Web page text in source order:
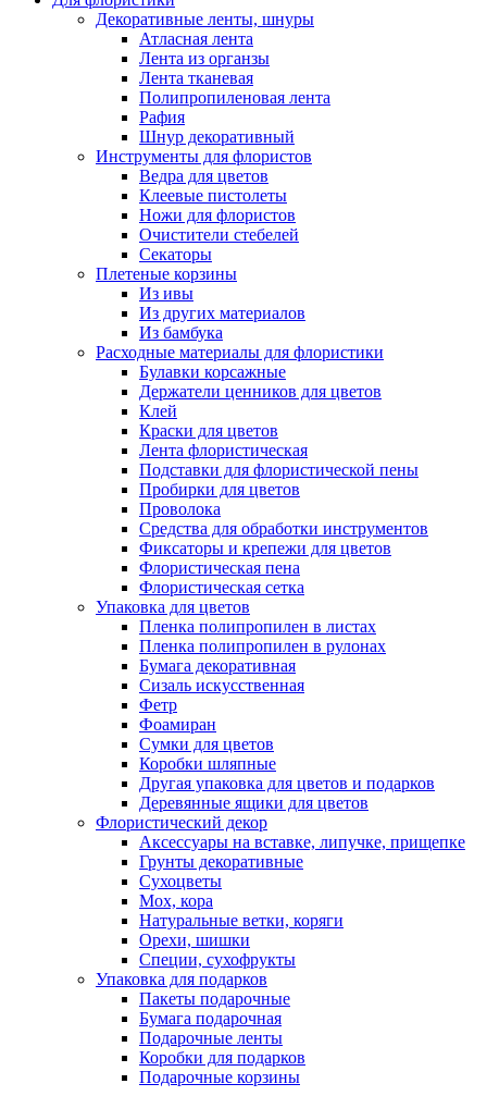
Декоративные ленты, шнуры
Атласная лента
Лента из органзы
Лента тканевая
Полипропиленовая лента
Рафия
Шнур декоративный
Инструменты для флористов
Ведра для цветов
Клеевые пистолеты
Ножи для флористов
Очистители стебелей
Секаторы
Плетеные корзины
Из ивы
Из других материалов
Из бамбука
Расходные материалы для флористики
Булавки корсажные
Держатели ценников для цветов
Клей
Краски для цветов
Лента флористическая
Подставки для флористической пены
Пробирки для цветов
Проволока
Средства для обработки инструментов
Фиксаторы и крепежи для цветов
Флористическая пена
Флористическая сетка
Упаковка для цветов
Пленка полипропилен в листах
Пленка полипропилен в рулонах
Бумага декоративная
Сизаль искусственная
Фетр
Фоамиран
Сумки для цветов
Коробки шляпные
Другая упаковка для цветов и подарков
Деревянные ящики для цветов
Флористический декор
Аксессуары на вставке, липучке, прищепке
Грунты декоративные
Сухоцветы
Мох, кора
Натуральные ветки, коряги
Орехи, шишки
Специи, сухофрукты
Упаковка для подарков
Пакеты подарочные
Бумага подарочная
Подарочные ленты
Коробки для подарков
Подарочные корзины